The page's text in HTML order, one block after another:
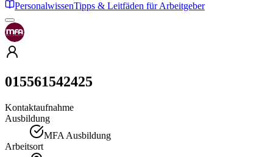
PersonalwissenTipps & Leitfäden für Arbeitgeber
015561542425
Kontaktaufnahme
Ausbildung
MFA Ausbildung
Arbeitsort